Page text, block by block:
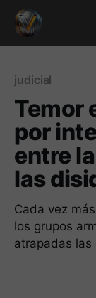
judicial
Temor
por
entre
las
Cada vez
los grupos
atrapadas las